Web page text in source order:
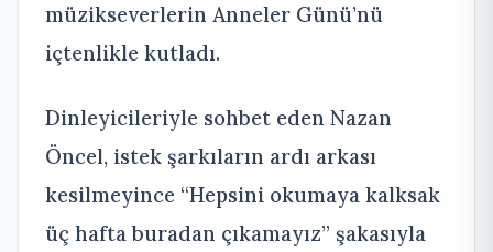
müzikseverlerin Anneler Günü’nü
içtenlikle kutladı.
Dinleyicileriyle sohbet eden Nazan
Öncel, istek şarkıların ardı arkası
kesilmeyince “Hepsini okumaya kalksak
üç hafta buradan çıkamayız” şakasıyla